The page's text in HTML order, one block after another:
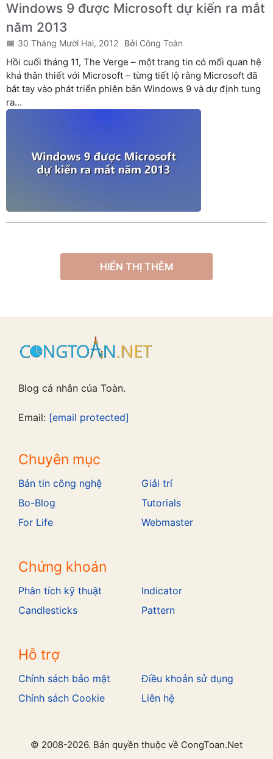
Windows 9 được Microsoft dự kiến ra mắt
năm 2013
30 Tháng Mười Hai, 2012 Công Toàn
Hồi cuối tháng 11, The Verge – một trang tin có mối quan hệ
khá thân thiết với Microsoft – từng tiết lộ rằng Microsoft đã
bắt tay vào phát triển phiên bản Windows 9 và dự định tung
ra...
HIỂN THỊ THÊM
Blog cá nhân của Toàn.
Email: [email protected]
Chuyên mục
Bản tin công nghệ
Bo-Blog
For Life
Giải trí
Tutorials
Webmaster
Chứng khoán
Phân tích kỹ thuật
Candlesticks
Indicator
Pattern
Hỗ trợ
Chính sách bảo mật
Chính sách Cookie
Điều khoản sử dụng
Liên hệ
© 2008-2026. Bản quyền thuộc về CongToan.Net